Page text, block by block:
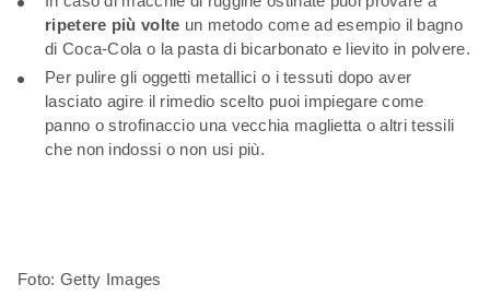
ripetere più volte un metodo come ad esempio il bagno
di Coca-Cola o la pasta di bicarbonato e lievito in polvere.
Per pulire gli oggetti metallici o i tessuti dopo aver
lasciato agire il rimedio scelto puoi impiegare come
panno o strofinaccio una vecchia maglietta o altri tessili
che non indossi o non usi più.
Foto: Getty Images